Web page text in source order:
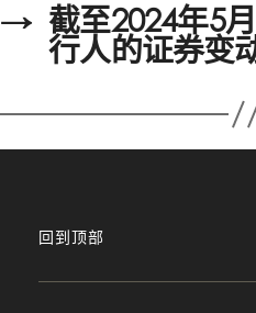
→ 截至2024年5
行人的证券变
回到顶部